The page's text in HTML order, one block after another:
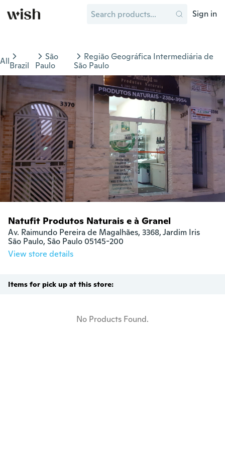
Sign in
AllBrazil
São
Paulo
Região Geográfica Intermediária de
São Paulo
Natufit Produtos Naturais e à Granel
Av. Raimundo Pereira de Magalhães, 3368, Jardim Iris
São Paulo, São Paulo 05145-200
View store details
Items for pick up at this store:
No Products Found.